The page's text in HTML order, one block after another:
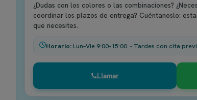
¿Dudas con los colores o las combinaciones?
coordinar los plazos de entrega? Cuéntanoslo:
que necesites.
Horario:Lun–Vie 9:00–15:00 - Tardes con cita
Llamar